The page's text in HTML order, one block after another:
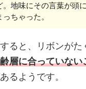
地味にその言葉が頭
ちゃった。
ると、リボンがた
層に合っていない
るようです。